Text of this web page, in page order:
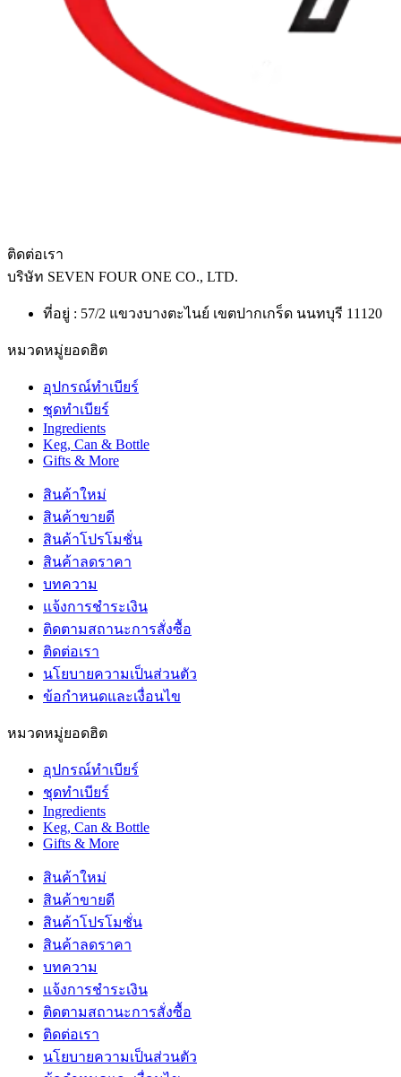
ติดต่อเรา
บริษัท SEVEN FOUR ONE CO., LTD.
ที่อยู่ : 57/2 แขวงบางตะไนย์ เขตปากเกร็ด นนทบุรี 11120
หมวดหมู่ยอดฮิต
อุปกรณ์ทำเบียร์
ชุดทำเบียร์
Ingredients
Keg, Can & Bottle
Gifts & More
สินค้าใหม่
สินค้าขายดี
สินค้าโปรโมชั่น
สินค้าลดราคา
บทความ
แจ้งการชำระเงิน
ติดตามสถานะการสั่งซื้อ
ติดต่อเรา
นโยบายความเป็นส่วนตัว
ข้อกำหนดและเงื่อนไข
หมวดหมู่ยอดฮิต
อุปกรณ์ทำเบียร์
ชุดทำเบียร์
Ingredients
Keg, Can & Bottle
Gifts & More
สินค้าใหม่
สินค้าขายดี
สินค้าโปรโมชั่น
สินค้าลดราคา
บทความ
แจ้งการชำระเงิน
ติดตามสถานะการสั่งซื้อ
ติดต่อเรา
นโยบายความเป็นส่วนตัว